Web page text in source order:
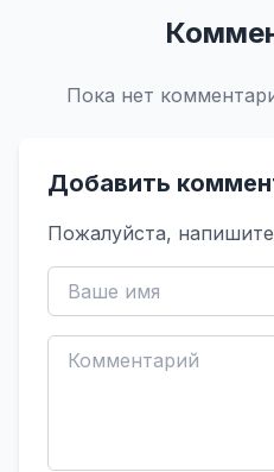
Пока нет
Добавить
Пожалуйста,